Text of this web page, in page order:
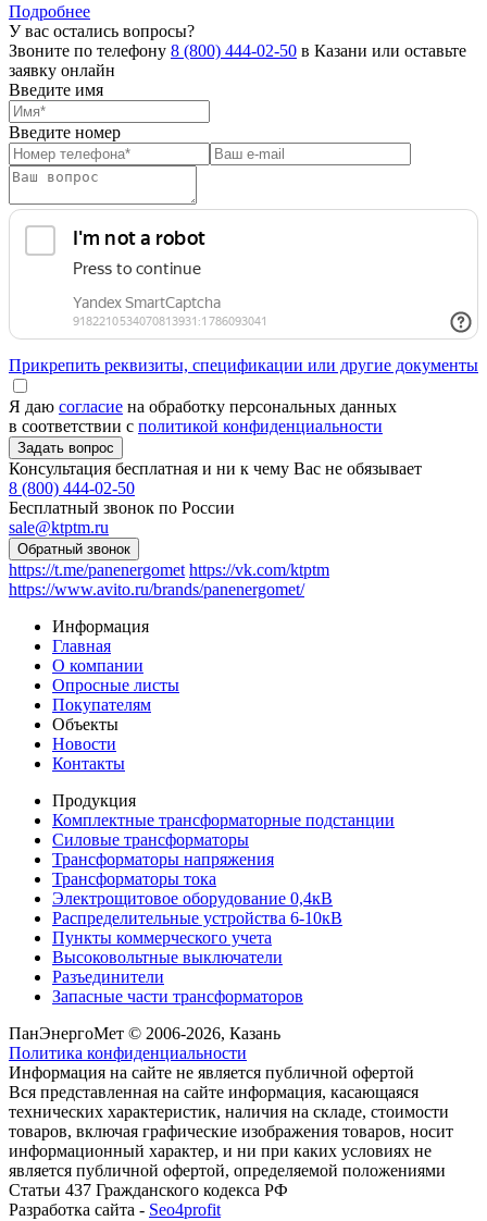
Подробнее
У вас остались вопросы?
Звоните по телефону 8 (800) 444-02-50 в Казани или оставьте
заявку онлайн
Введите имя
Введите номер
Прикрепить реквизиты, спецификации или другие документы
Я даю согласие на обработку персональных данных
в соответствии с политикой конфиденциальности
Консультация бесплатная и ни к чему Вас не обязывает
8 (800) 444-02-50
Бесплатный звонок по России
sale@ktptm.ru
https://t.me/panenergomet https://vk.com/ktptm
https://www.avito.ru/brands/panenergomet/
Информация
Главная
О компании
Опросные листы
Покупателям
Объекты
Новости
Контакты
Продукция
Комплектные трансформаторные подстанции
Силовые трансформаторы
Трансформаторы напряжения
Трансформаторы тока
Электрощитовое оборудование 0,4кВ
Распределительные устройства 6-10кВ
Пункты коммерческого учета
Высоковольтные выключатели
Разъединители
Запасные части трансформаторов
ПанЭнергоМет © 2006-2026, Казань
Политика конфиденциальности
Информация на сайте не является публичной офертой
Вся представленная на сайте информация, касающаяся
технических характеристик, наличия на складе, стоимости
товаров, включая графические изображения товаров, носит
информационный характер, и ни при каких условиях не
является публичной офертой, определяемой положениями
Статьи 437 Гражданского кодекса РФ
Разработка сайта - Seo4profit